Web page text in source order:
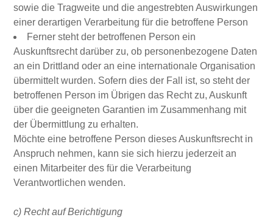
sowie die Tragweite und die angestrebten Auswirkungen
einer derartigen Verarbeitung für die betroffene Person
Ferner steht der betroffenen Person ein
Auskunftsrecht darüber zu, ob personenbezogene Daten
an ein Drittland oder an eine internationale Organisation
übermittelt wurden. Sofern dies der Fall ist, so steht der
betroffenen Person im Übrigen das Recht zu, Auskunft
über die geeigneten Garantien im Zusammenhang mit
der Übermittlung zu erhalten.
Möchte eine betroffene Person dieses Auskunftsrecht in
Anspruch nehmen, kann sie sich hierzu jederzeit an
einen Mitarbeiter des für die Verarbeitung
Verantwortlichen wenden.
c) Recht auf Berichtigung